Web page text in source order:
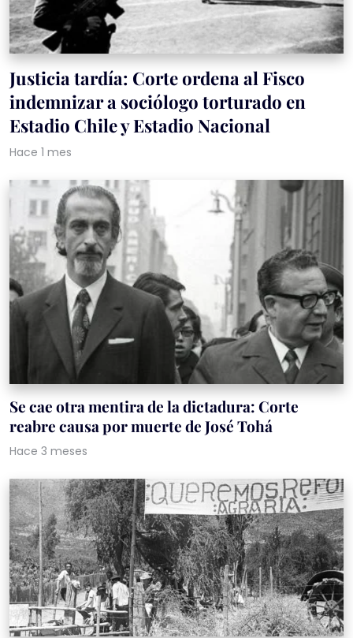
Justicia tardía: Corte ordena al Fisco
indemnizar a sociólogo torturado en
Estadio Chile y Estadio Nacional
Hace 1 mes
Se cae otra mentira de la dictadura: Corte
reabre causa por muerte de José Tohá
Hace 3 meses